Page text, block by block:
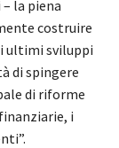
la piena
costruire
ultimi sviluppi
di spingere
di riforme
i